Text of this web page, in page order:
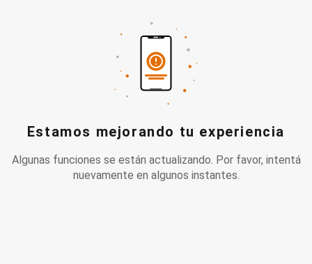
Estamos mejorando tu experiencia
Algunas funciones se están actualizando. Por favor, intentá
nuevamente en algunos instantes.